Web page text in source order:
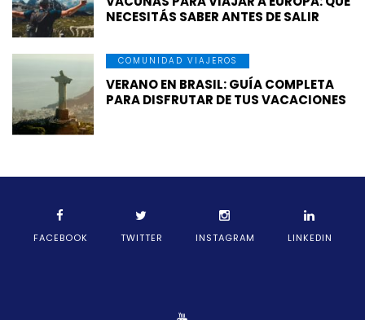
NECESITÁS SABER ANTES DE SALIR
COMUNIDAD VIAJEROS
VERANO EN BRASIL: GUÍA COMPLETA
PARA DISFRUTAR DE TUS VACACIONES
FACEBOOK TWITTER INSTAGRAM LINKEDIN